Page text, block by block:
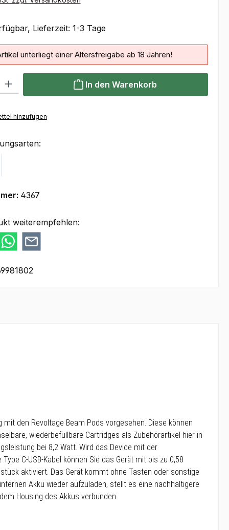
Lieferzeit: 1-3 Tage
unterliegt einer Altersfreigabe ab 18 Jahren!
In den Warenkorb
hinzufügen
4367
weiterempfehlen:
den Revoltage Beam Pods vorgesehen. Diese können
wiederbefüllbare Cartridges als Zubehörartikel hier in
bei 8,2 Watt. Wird das Device mit der
C-USB-Kabel können Sie das Gerät mit bis zu 0,58
aktiviert. Das Gerät kommt ohne Tasten oder sonstige
Akku wieder aufzuladen, stellt es eine nachhaltigere
Housing des Akkus verbunden.